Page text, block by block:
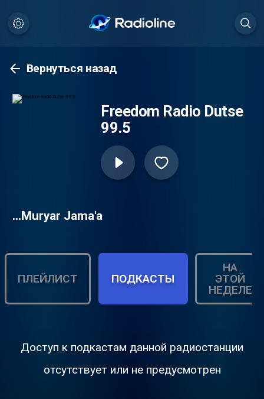
Вернуться назад
Freedom Radio Dutse
99.5
…Muryar Jama'a
ПЛЕЙЛИСТ ПОДКАСТЫ
НА
ЭТОЙ
НЕДЕЛЕ
Доступ к подкастам данной радиостанции
отсутствует или не предусмотрен